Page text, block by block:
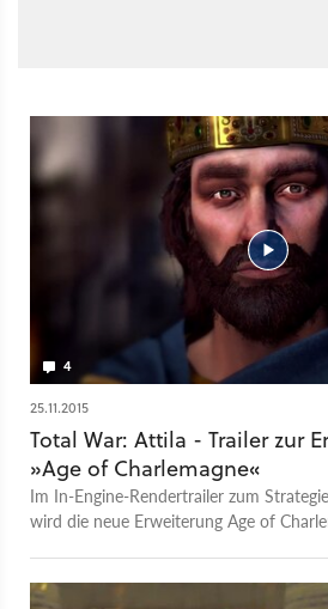
4
25.11.2015
Total War: Attila - Trailer zur
»Age of Charlemagne«
Im In-Engine-Rendertrailer zum
wird die neue Erweiterung Age of